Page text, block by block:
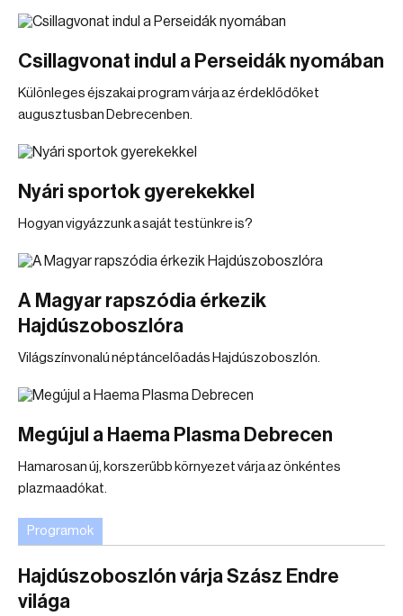
Csillagvonat indul a Perseidák nyomában
Különleges éjszakai program várja az érdeklődőket
augusztusban Debrecenben.
Nyári sportok gyerekekkel
Hogyan vigyázzunk a saját testünkre is?
A Magyar rapszódia érkezik
Hajdúszoboszlóra
Világszínvonalú néptáncelőadás Hajdúszoboszlón.
Megújul a Haema Plasma Debrecen
Hamarosan új, korszerűbb környezet várja az önkéntes
plazmaadókat.
Programok
Hajdúszoboszlón várja Szász Endre
világa